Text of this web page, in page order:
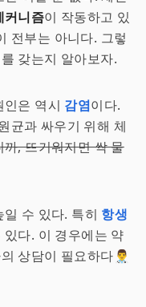
커니즘이 작동하고 있
전부는 아니다. 그렇
갖는지 알아보자.
은 역시 감염이다.
균과 싸우기 위해 체
, 뜨거워지면 싹 물
수 있다. 특히 항생
다. 이 경우에는 약
상담이 필요하다👨‍⚕️